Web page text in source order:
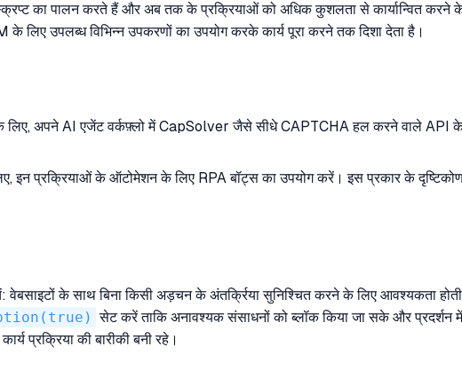
का पालन करते हैं और अब तक के प्रक्रियाओं को अधिक कुशलता से कार्यान्वित करने
उपलब्ध विभिन्न उपकरणों का उपयोग करके कार्य पूरा करने तक दिशा देता है।
लिए, अपने AI एजेंट वर्कफ़्लो में CapSolver जैसे सीधे CAPTCHA हल करने वाले
लिए, इन प्रक्रियाओं के ऑटोमेशन के लिए RPA बॉट्स का उपयोग करें। इस प्रकार के
के साथ बिना किसी अड़चन के अंतर्क्रिया सुनिश्चित करने के लिए आवश्यकता
सेट करें ताकि अनावश्यक संसाधनों को ब्लॉक किया जा सके और
की बारीकी बनी रहे।